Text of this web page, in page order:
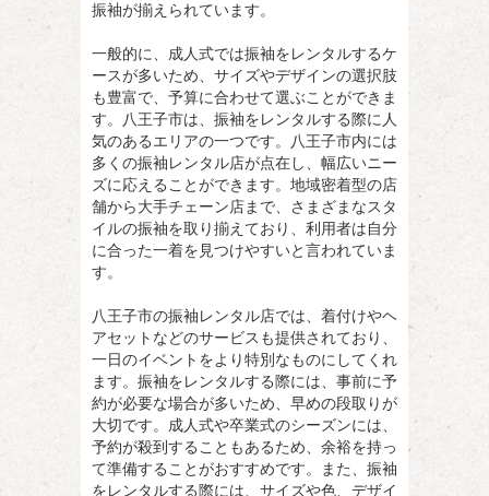
振袖が揃えられています。
一般的に、成人式では振袖をレンタルするケ
ースが多いため、サイズやデザインの選択肢
も豊富で、予算に合わせて選ぶことができま
す。八王子市は、振袖をレンタルする際に人
気のあるエリアの一つです。八王子市内には
多くの振袖レンタル店が点在し、幅広いニー
ズに応えることができます。地域密着型の店
舗から大手チェーン店まで、さまざまなスタ
イルの振袖を取り揃えており、利用者は自分
に合った一着を見つけやすいと言われていま
す。
八王子市の振袖レンタル店では、着付けやヘ
アセットなどのサービスも提供されており、
一日のイベントをより特別なものにしてくれ
ます。振袖をレンタルする際には、事前に予
約が必要な場合が多いため、早めの段取りが
大切です。成人式や卒業式のシーズンには、
予約が殺到することもあるため、余裕を持っ
て準備することがおすすめです。また、振袖
をレンタルする際には、サイズや色、デザイ